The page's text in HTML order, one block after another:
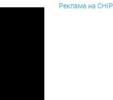
Реклама на CHIP